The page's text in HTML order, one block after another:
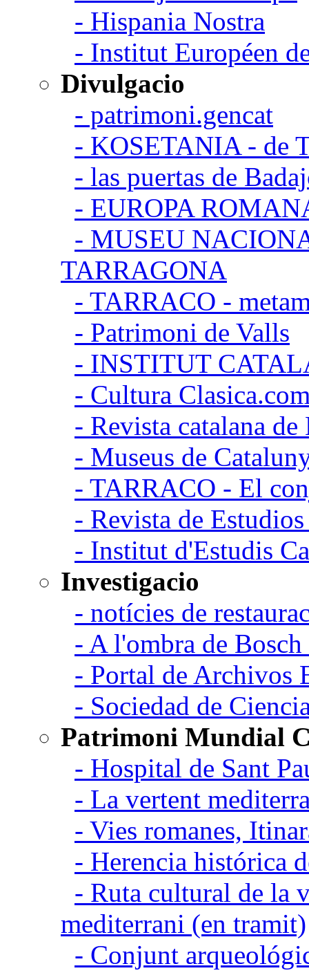
- Hispania Nostra
- Institut Européen
Divulgacio
- patrimoni.gencat
- KOSETANIA - de
- las puertas de
- EUROPA
- MUSEU
TARRAGONA
- TARRACO -
- Patrimoni de Valls
- INSTITUT
- Cultura
- Revista catalana
- Museus de
- TARRACO - El
- Revista de
- Institut d'Estudis
Investigacio
- notícies de
- A l'ombra de
- Portal de Archivos
- Sociedad de
Patrimoni Mundial
- Hospital de Sant
- La vertent
- Vies romanes,
- Herencia histórica
- Ruta cultural de la
mediterrani (en tramit)
- Conjunt